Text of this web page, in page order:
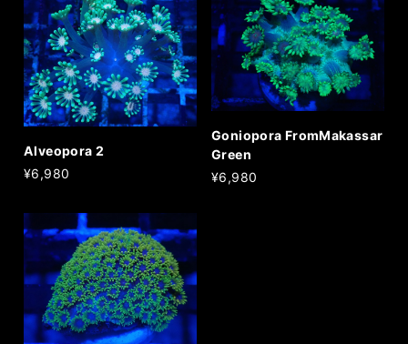
Alveopora 2
¥6,980
Goniopora FromMakassar
Green
¥6,980